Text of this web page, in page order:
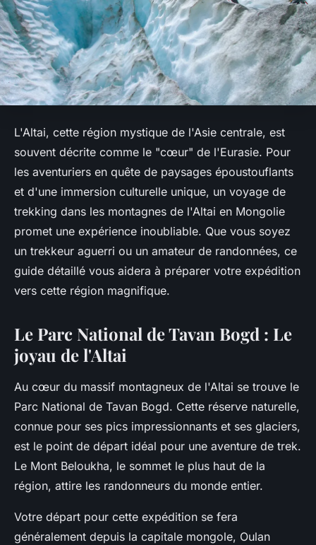
L'Altai, cette région mystique de l'Asie centrale, est
souvent décrite comme le "cœur" de l'Eurasie. Pour
les aventuriers en quête de paysages époustouflants
et d'une immersion culturelle unique, un voyage de
trekking dans les montagnes de l'Altai en Mongolie
promet une expérience inoubliable. Que vous soyez
un trekkeur aguerri ou un amateur de randonnées, ce
guide détaillé vous aidera à préparer votre expédition
vers cette région magnifique.
Le Parc National de Tavan Bogd : Le
joyau de l'Altai
Au cœur du massif montagneux de l'Altai se trouve le
Parc National de Tavan Bogd. Cette réserve naturelle,
connue pour ses pics impressionnants et ses glaciers,
est le point de départ idéal pour une aventure de trek.
Le Mont Beloukha, le sommet le plus haut de la
région, attire les randonneurs du monde entier.
Votre départ pour cette expédition se fera
généralement depuis la capitale mongole, Oulan